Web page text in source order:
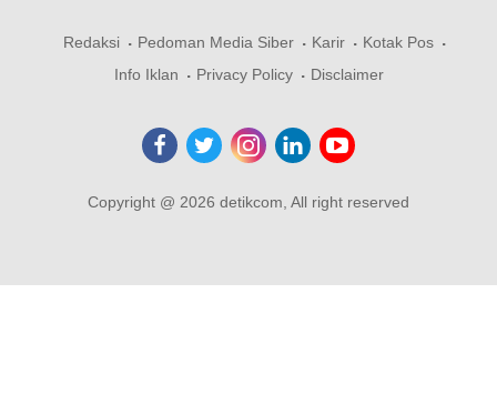
Redaksi Pedoman Media Siber Karir
Kotak Pos
Info Iklan
Privacy Policy Disclaimer
Copyright @ 2026 detikcom, All right reserved